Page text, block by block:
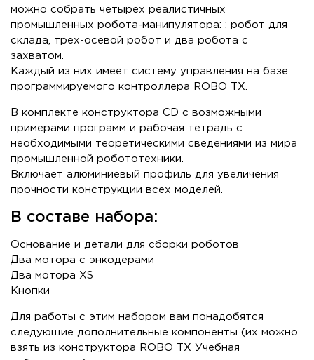
можно собрать четырех реалистичных
промышленных робота-манипулятора: : робот для
склада, трех-осевой робот и два робота с
захватом.
Каждый из них имеет систему управления на базе
программируемого контроллера ROBO TX.
В комплекте конструктора CD с возможными
примерами программ и рабочая тетрадь с
необходимыми теоретическими сведениями из мира
промышленной робототехники.
Включает алюминиевый профиль для увеличения
прочности конструкции всех моделей.
В составе набора:
Основание и детали для сборки роботов
Два мотора с энкодерами
Два мотора XS
Кнопки
Для работы с этим набором вам понадобятся
следующие дополнительные компоненты (их можно
взять из конструктора ROBO TX Учебная